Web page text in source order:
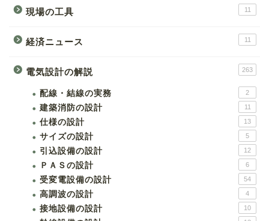
現場の工具 11
経済ニュース 11
電気設計の解説 263
配線・結線の実務 2
建築消防の設計 11
仕様の設計 13
サイズの設計 5
引込設備の設計 12
ＰＡＳの設計 6
受変電設備の設計 54
高調波の設計 4
接地設備の設計 10